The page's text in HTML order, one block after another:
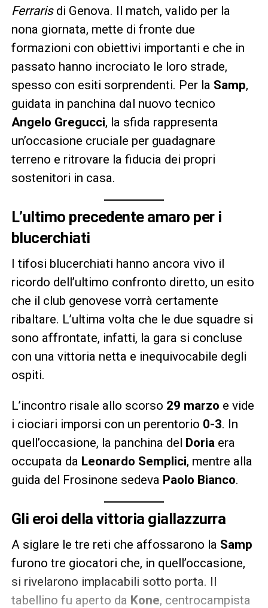
Ferraris di Genova. Il match, valido per la
nona giornata, mette di fronte due
formazioni con obiettivi importanti e che in
passato hanno incrociato le loro strade,
spesso con esiti sorprendenti. Per la Samp,
guidata in panchina dal nuovo tecnico
Angelo Gregucci, la sfida rappresenta
un’occasione cruciale per guadagnare
terreno e ritrovare la fiducia dei propri
sostenitori in casa.
L’ultimo precedente amaro per i
blucerchiati
I tifosi blucerchiati hanno ancora vivo il
ricordo dell’ultimo confronto diretto, un esito
che il club genovese vorrà certamente
ribaltare. L’ultima volta che le due squadre si
sono affrontate, infatti, la gara si concluse
con una vittoria netta e inequivocabile degli
ospiti.
L’incontro risale allo scorso 29 marzo e vide
i ciociari imporsi con un perentorio 0-3. In
quell’occasione, la panchina del Doriaera
occupata da Leonardo Semplici, mentre alla
guida del Frosinone sedeva Paolo Bianco.
Gli eroi della vittoria giallazzurra
A siglare le tre reti che affossarono la Samp
furono tre giocatori che, in quell’occasione,
si rivelarono implacabili sotto porta. Il
tabellino fu aperto da Kone, centrocampista